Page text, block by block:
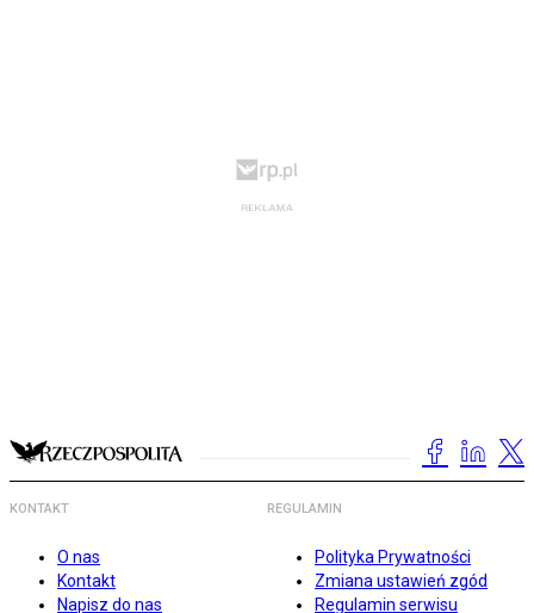
KONTAKT
O nas
Kontakt
Napisz do nas
REGULAMIN
Polityka Prywatności
Zmiana ustawień zgód
Regulamin serwisu